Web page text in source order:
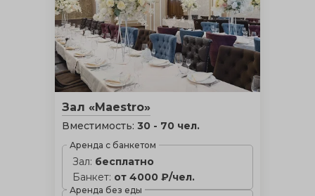
Зал «Maestro»
Вместимость: 30 - 70 чел.
Аренда с банкетом
Зал: бесплатно
Банкет: от 4000 ₽/чел.
Аренда без еды